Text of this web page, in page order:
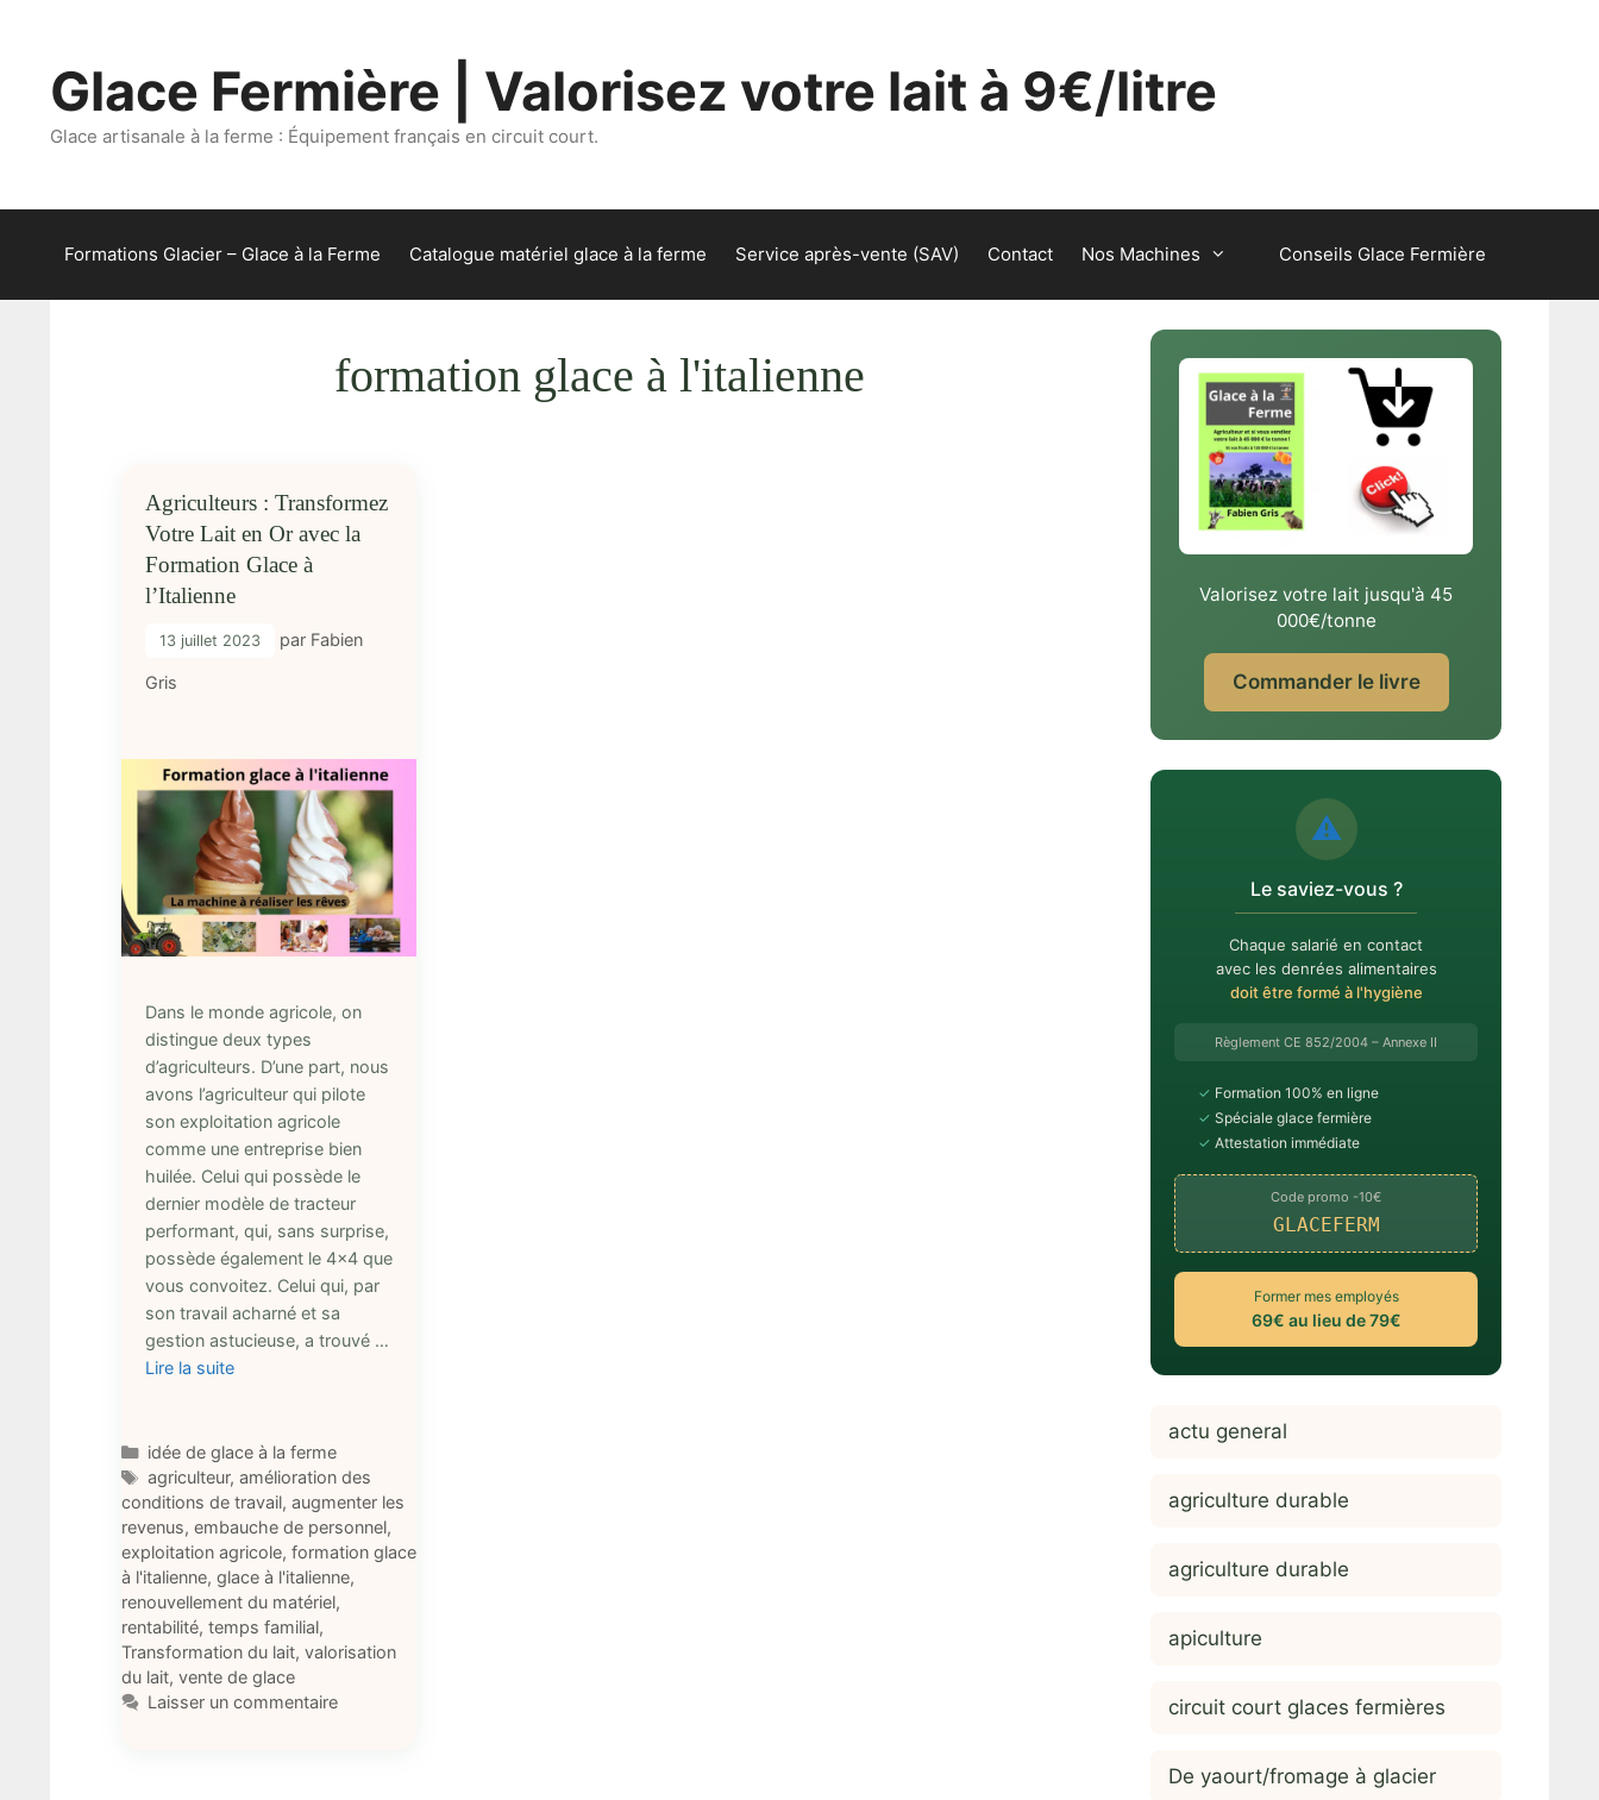
contenuGlace Fermière | Valorisez votre lait à 9€/litre
Glace artisanale à la ferme : Équipement français en circuit court.
Formations Glacier – Glace à la Ferme Catalogue matériel glace à la ferme Service après-vente (SAV) Contact Nos Machines Conseils Glace Fermière
formation glace à l'italienne
Agriculteurs : Transformez
Votre Lait en Or avec la
Formation Glace à
l’Italienne
13 juillet 2023 par Fabien
Gris
Dans le monde agricole, on
distingue deux types
d’agriculteurs. D’une part, nous
avons l’agriculteur qui pilote
son exploitation agricole
comme une entreprise bien
huilée. Celui qui possède le
dernier modèle de tracteur
performant, qui, sans surprise,
possède également le 4×4 que
vous convoitez. Celui qui, par
son travail acharné et sa
gestion astucieuse, a trouvé …
Lire la suite
Catégories
idée de glace à la ferme
Étiquettes
agriculteur, amélioration des
conditions de travail, augmenter les
revenus, embauche de personnel,
exploitation agricole, formation glace
à l'italienne, glace à l'italienne,
renouvellement du matériel,
rentabilité, temps familial,
Transformation du lait, valorisation
du lait, vente de glace
Laisser un commentaire
Valorisez votre lait jusqu'à 45
000€/tonne
Commander le livre
⚠️
Le saviez-vous ?
Chaque salarié en contact
avec les denrées alimentaires
doit être formé à l'hygiène
Règlement CE 852/2004 – Annexe II
✓ Formation 100% en ligne
✓ Spéciale glace fermière
✓ Attestation immédiate
Code promo -10€
GLACEFERM
Former mes employés
69€ au lieu de 79€
actu general
agriculture durable
agriculture durable
apiculture
circuit court glaces fermières
De yaourt/fromage à glacier